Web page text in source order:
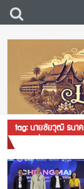
tag: นายชัยวุฒิ ธนา